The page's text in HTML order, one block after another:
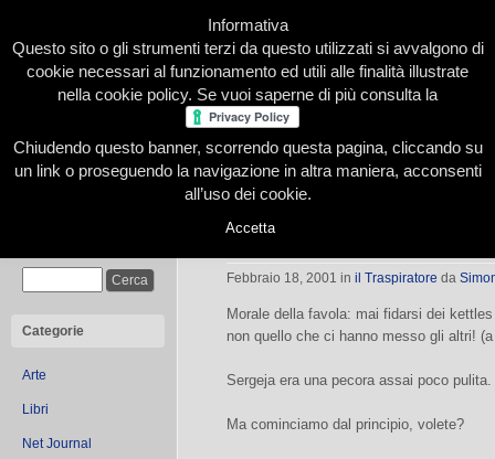
Home Presentazione Redazione Le nostre firme
Categorie
Arte
Libri
Net Journal
Storia della pecora e dell’acaro
Febbraio 18, 2001 in il Traspiratore da
Morale della favola: mai fidarsi dei
non quello che ci hanno messo gli altri!
Sergeja era una pecora assai poco
Ma cominciamo dal principio, volete?
Informativa
Questo sito o gli strumenti terzi da questo utilizzati si avvalgono di
cookie necessari al funzionamento ed utili alle finalità illustrate
nella cookie policy. Se vuoi saperne di più consulta la
Chiudendo questo banner, scorrendo questa pagina, cliccando su
un link o proseguendo la navigazione in altra maniera, acconsenti
all’uso dei cookie.
Accetta